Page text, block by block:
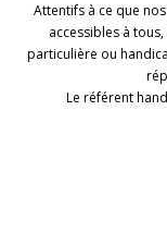
Attentifs à ce que
accessibles à
particulière ou
Le référent